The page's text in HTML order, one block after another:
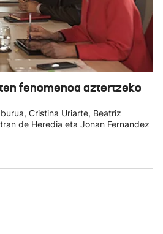
fenomenoa aztertzeko
Cristina Uriarte, Beatriz
de Heredia eta Jonan Fernandez